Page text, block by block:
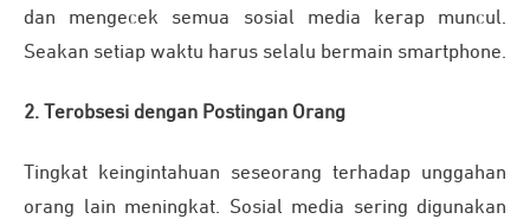
dan mengecek semua sosial media kerap muncul.
Seakan setiap waktu harus selalu bermain smartphone.
2. Terobsesi dengan Postingan Orang
Tingkat keingintahuan seseorang terhadap unggahan
orang lain meningkat. Sosial media sering digunakan